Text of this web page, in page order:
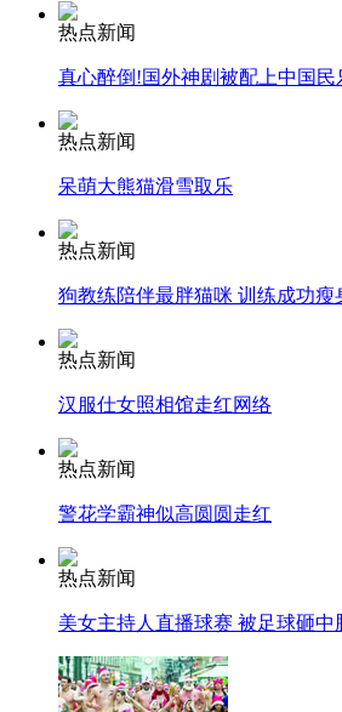
纽约上演“枕头大战”
司机酒驾遇交警 急速倒车逃窜
热点新闻
真心醉倒!国外神剧被配上中国民
热点新闻
呆萌大熊猫滑雪取乐
热点新闻
狗教练陪伴最胖猫咪 训练成功瘦
热点新闻
汉服仕女照相馆走红网络
热点新闻
警花学霸神似高圆圆走红
热点新闻
美女主持人直播球赛 被足球砸中